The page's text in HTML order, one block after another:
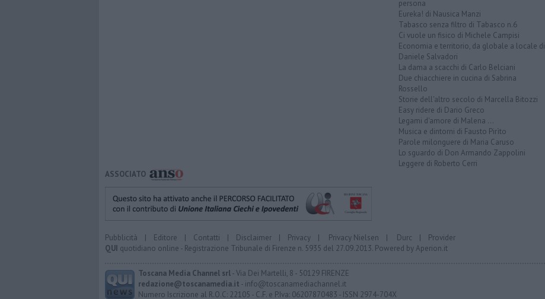
persona
Eureka! di Nausica Manzi
Tabasco senza filtro di Tabasco n.6
Ci vuole un fisico di Michele Campisi
Economia e territorio, da globale a locale di
Daniele Salvadori
La dama a scacchi di Carlo Belciani
Due chiacchiere in cucina di Sabrina
Rossello
Storie dell'altro secolo di Marcella Bitozzi
Easy ridere di Dario Greco
Legami d'amore di Malena ...
Musica e dintorni di Fausto Pirìto
Parole milonguere di Maria Caruso
Lo sguardo di Don Armando Zappolini
Leggere di Roberto Cerri
ASSOCIATO
Pubblicità | Editore | Contatti | Disclaimer | Privacy | Privacy Nielsen | Durc | Provider
QUI quotidiano online - Registrazione Tribunale di Firenze n. 5935 del 27.09.2013. Powered byAperion.it
Toscana Media Channel srl- Via Dei Martelli, 8 - 50129 FIRENZE
redazione@toscanamedia.it - info@toscanamediachannel.it
Numero Iscrizione al R.O.C: 22105 - C.F. e P.Iva: 06207870483 - ISSN 2974-704X